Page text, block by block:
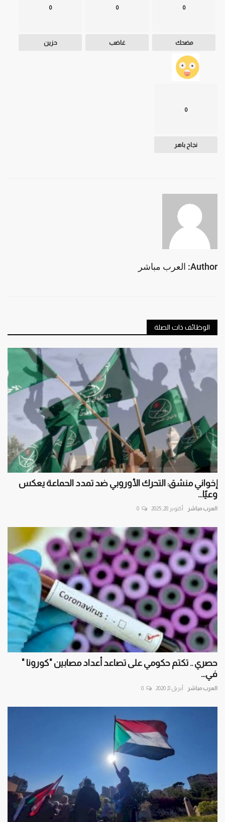
0
مضحك
0
غاضب
0
حزين
0
نجاح باهر
Author: العرب مباشر
الوظائف ذات الصلة
إخواني منشق: التحرك الأوروبي ضد تمدد الحماعة يعكس
وعيًا...
العرب مباشر أكتوبر 28, 2025 0
حصري .. تكتم حكومي على تصاعد أعداد مصابين "كورونا "
في...
العرب مباشر أبريل 8, 2020 0